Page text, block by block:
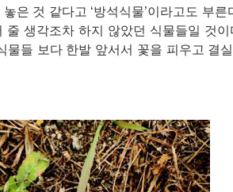
은 것 같다고 ‘방석식물’이라고도 부른
생각조차 하지 않았던 식물들일 것이
들 보다 한발 앞서서 꽃을 피우고 결